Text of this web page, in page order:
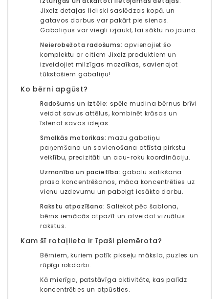
Jixelz detaļas lieliski saslēdzas kopā, un
gatavos darbus var pakārt pie sienas.
Gabaliņus var viegli izjaukt, lai sāktu no jauna.
Neierobežota radošums: apvienojiet šo
komplektu ar citiem Jixelz produktiem un
izveidojiet milzīgas mozaīkas, savienojot
tūkstošiem gabaliņu!
Ko bērni apgūst?
Radošums un iztēle: spēle mudina bērnus brīvi
veidot savus attēlus, kombinēt krāsas un
īstenot savas idejas.
Smalkās motorikas: mazu gabaliņu
paņemšana un savienošana attīsta pirkstu
veiklību, precizitāti un acu-roku koordināciju.
Uzmanība un pacietība: gabalu salikšana
prasa koncentrēšanos, māca koncentrēties uz
vienu uzdevumu un pabeigt iesākto darbu.
Rakstu atpazīšana: Saliekot pēc šablona, ​​
bērns iemācās atpazīt un atveidot vizuālus
rakstus.
Kam šī rotaļlieta ir īpaši piemērota?
Bērniem, kuriem patīk pikseļu māksla, puzles un
rūpīgi rokdarbi.
Kā mierīga, patstāvīga aktivitāte, kas palīdz
koncentrēties un atpūsties.